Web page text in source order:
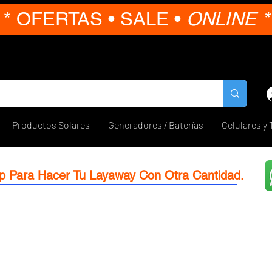
* OFERTAS • SALE •ONLINE *
Productos Solares Generadores / Baterías Celulares y
Para Hacer Tu Layaway Con Otra Cantidad.